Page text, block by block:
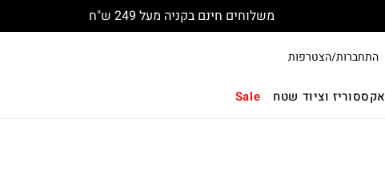
משלוחים חינם בקניה מעל 249 ש"ח
התחברות/הצטרפות
אקססוריז וציוד שטח Sale